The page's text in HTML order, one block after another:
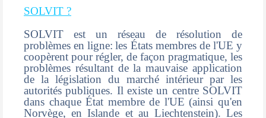
SOLVIT ?
SOLVIT est un réseau de résolution de
problèmes en ligne: les États membres de l'UE y
coopèrent pour régler, de façon pragmatique, les
problèmes résultant de la mauvaise application
de la législation du marché intérieur par les
autorités publiques. Il existe un centre SOLVIT
dans chaque État membre de l'UE (ainsi qu'en
Norvège, en Islande et au Liechtenstein). Les